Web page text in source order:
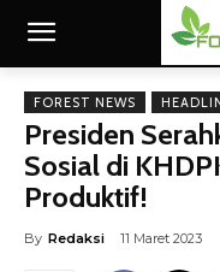
FOREST NEWS
Presiden
Sosial di
Produktif!
By Redaksi 11 Maret 2023